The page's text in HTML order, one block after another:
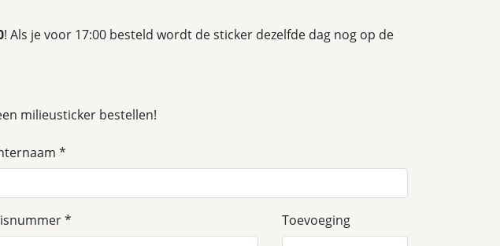
! Als je voor 17:00 besteld wordt de sticker dezelfde dag nog op de
milieusticker bestellen!
Toevoeging